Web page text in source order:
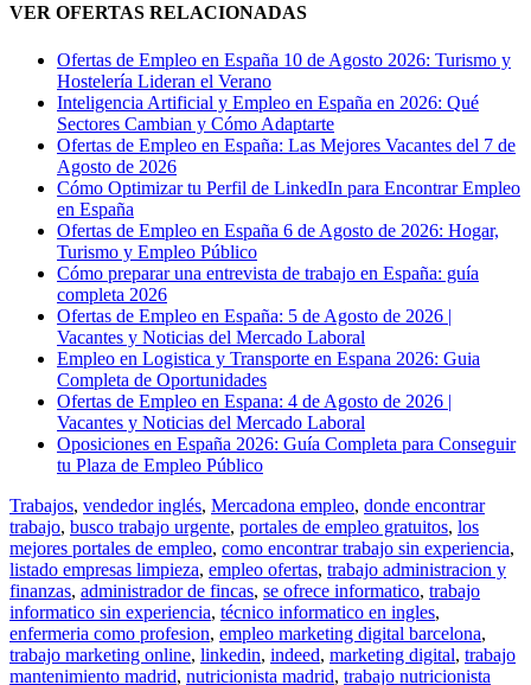
VER OFERTAS RELACIONADAS
Ofertas de Empleo en España 10 de Agosto 2026: Turismo y
Hostelería Lideran el Verano
Inteligencia Artificial y Empleo en España en 2026: Qué
Sectores Cambian y Cómo Adaptarte
Ofertas de Empleo en España: Las Mejores Vacantes del 7 de
Agosto de 2026
Cómo Optimizar tu Perfil de LinkedIn para Encontrar Empleo
en España
Ofertas de Empleo en España 6 de Agosto de 2026: Hogar,
Turismo y Empleo Público
Cómo preparar una entrevista de trabajo en España: guía
completa 2026
Ofertas de Empleo en España: 5 de Agosto de 2026 |
Vacantes y Noticias del Mercado Laboral
Empleo en Logistica y Transporte en Espana 2026: Guia
Completa de Oportunidades
Ofertas de Empleo en Espana: 4 de Agosto de 2026 |
Vacantes y Noticias del Mercado Laboral
Oposiciones en España 2026: Guía Completa para Conseguir
tu Plaza de Empleo Público
Trabajos, vendedor inglés, Mercadona empleo, donde encontrar
trabajo, busco trabajo urgente, portales de empleo gratuitos, los
mejores portales de empleo, como encontrar trabajo sin experiencia,
listado empresas limpieza, empleo ofertas, trabajo administracion y
finanzas, administrador de fincas, se ofrece informatico, trabajo
informatico sin experiencia, técnico informatico en ingles,
enfermeria como profesion, empleo marketing digital barcelona,
trabajo marketing online, linkedin, indeed, marketing digital, trabajo
mantenimiento madrid, nutricionista madrid, trabajo nutricionista